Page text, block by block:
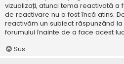
vizualizați, atunci tema reactivată a
de reactivare nu a fost încă atins.
reactivăm un subiect răspunzând
forumului înainte de a face acest
Sus